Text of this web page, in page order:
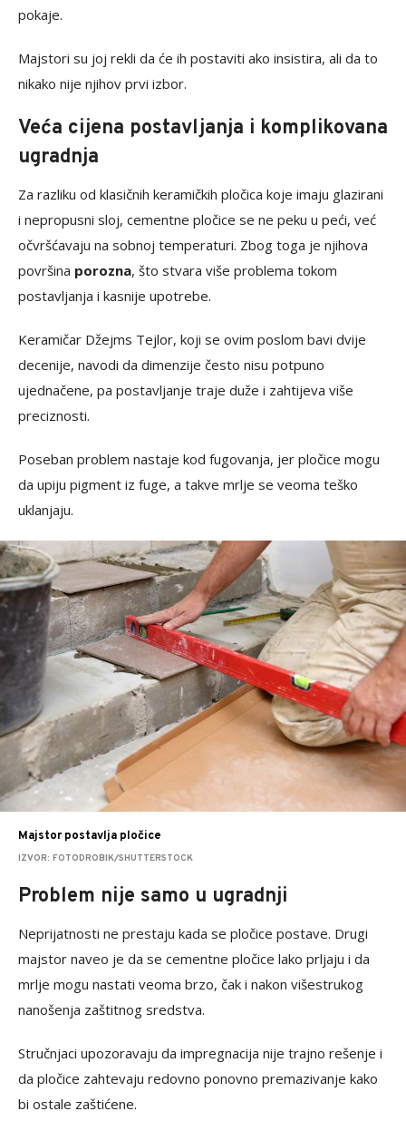
pokaje.
Majstori su joj rekli da će ih postaviti ako insistira, ali da to
nikako nije njihov prvi izbor.
Veća cijena postavljanja i komplikovana
ugradnja
Za razliku od klasičnih keramičkih pločica koje imaju glazirani
i nepropusni sloj, cementne pločice se ne peku u peći, već
očvršćavaju na sobnoj temperaturi. Zbog toga je njihova
površina porozna, što stvara više problema tokom
postavljanja i kasnije upotrebe.
Keramičar Džejms Tejlor, koji se ovim poslom bavi dvije
decenije, navodi da dimenzije često nisu potpuno
ujednačene, pa postavljanje traje duže i zahtijeva više
preciznosti.
Poseban problem nastaje kod fugovanja, jer pločice mogu
da upiju pigment iz fuge, a takve mrlje se veoma teško
uklanjaju.
Majstor postavlja pločice
IZVOR: FOTODROBIK/SHUTTERSTOCK
Problem nije samo u ugradnji
Neprijatnosti ne prestaju kada se pločice postave. Drugi
majstor naveo je da se cementne pločice lako prljaju i da
mrlje mogu nastati veoma brzo, čak i nakon višestrukog
nanošenja zaštitnog sredstva.
Stručnjaci upozoravaju da impregnacija nije trajno rešenje i
da pločice zahtevaju redovno ponovno premazivanje kako
bi ostale zaštićene.